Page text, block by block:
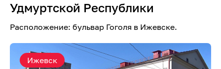
Удмуртской Республики
Расположение: бульвар Гоголя в Ижевске.
Ижевск